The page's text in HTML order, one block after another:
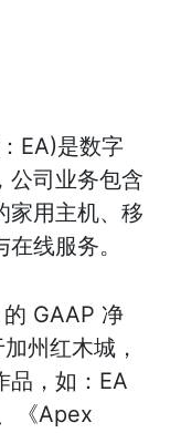
EA)是数字
公司业务包含
家用主机、移
线服务。
GAAP 净
州红木城，
品，如：EA
《Apex